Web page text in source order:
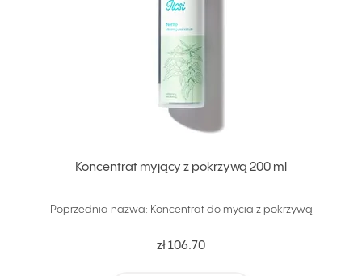
Koncentrat myjący z pokrzywą 200 ml
Poprzednia nazwa: Koncentrat do mycia z pokrzywą
zł 106.70